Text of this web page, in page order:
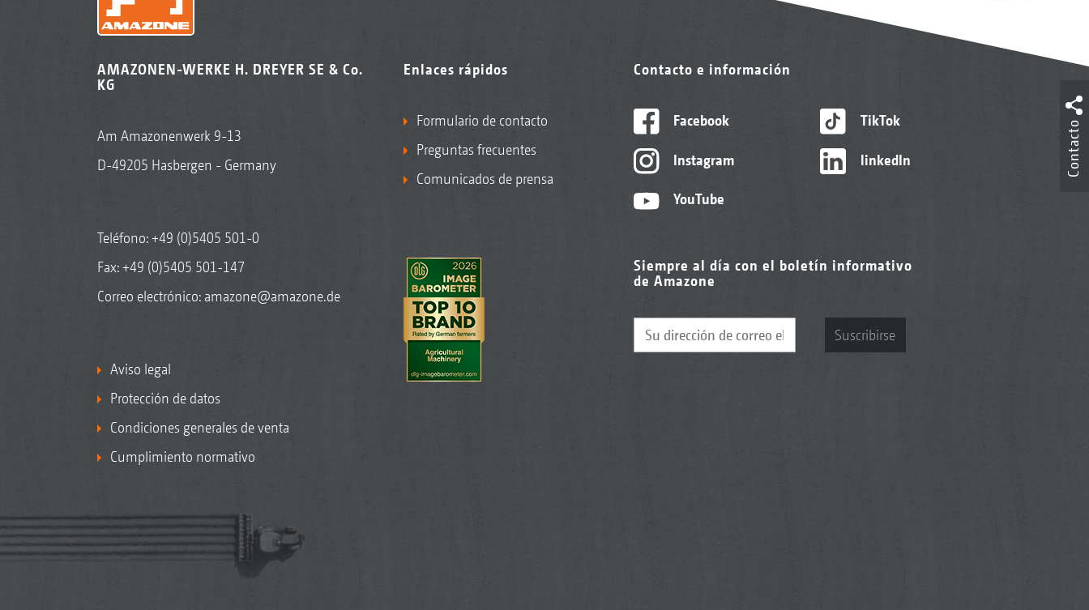
AMAZONEN-WERKE H. DREYER SE & Co.
KG
Am Amazonenwerk 9-13
D-49205 Hasbergen - Germany
Teléfono:+49 (0)5405 501-0
Fax: +49 (0)5405 501-147
Correo electrónico: amazone@amazone.de
Aviso legal
Protección de datos
Condiciones generales de venta
Cumplimiento normativo
Enlaces rápidos
Formulario de contacto
Preguntas frecuentes
Comunicados de prensa
Contacto e información
Facebook
Instagram
YouTube
TikTok
linkedIn
Siempre al día con el boletín informativo
de Amazone
Suscribirse
Contacto